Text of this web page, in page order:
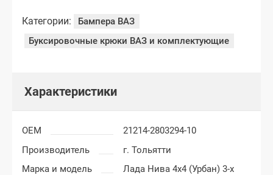
Категории:
Бампера ВАЗ
Буксировочные крюки ВАЗ и комплектующие
Характеристики
OEM
21214-2803294-10
Производитель
г. Тольятти
Марка и модель
Лада Нива 4x4 (Урбан) 3-х